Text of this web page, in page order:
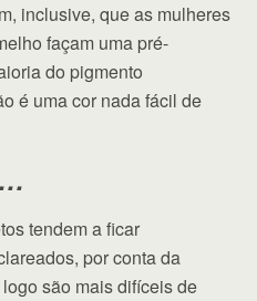
inclusive, que as mulheres
façam uma pré-
do pigmento
é uma cor nada fácil de
tendem a ficar
por conta da
são mais difíceis de